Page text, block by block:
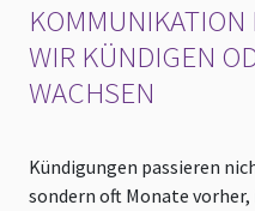
KOMMUNIKATION
WIR KÜNDIGEN
WACHSEN
Kündigungen passieren
sondern oft Monate